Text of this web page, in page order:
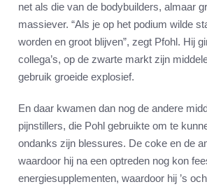
net als die van de bodybuilders, almaar
massiever. “Als je op het podium wilde
worden en groot blijven”, zegt Pfohl. Hij
collega’s, op de zwarte markt zijn
gebruik groeide explosief.
En daar kwamen dan nog de andere
pijnstillers, die Pohl gebruikte om te
ondanks zijn blessures. De coke en de
waardoor hij na een optreden nog kon
energiesupplementen, waardoor hij ’s